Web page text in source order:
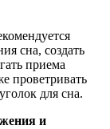
сна, создать
приема
проветривать
для сна.
и